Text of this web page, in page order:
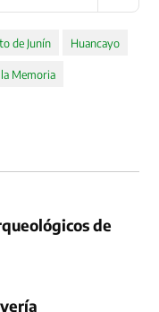
de Junín Huancayo
Memoria
de